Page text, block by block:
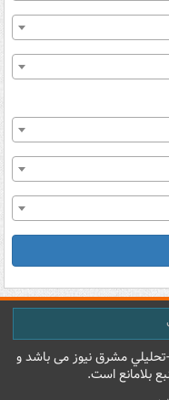
مشرق نيوز می باشد و
بلامانع است.